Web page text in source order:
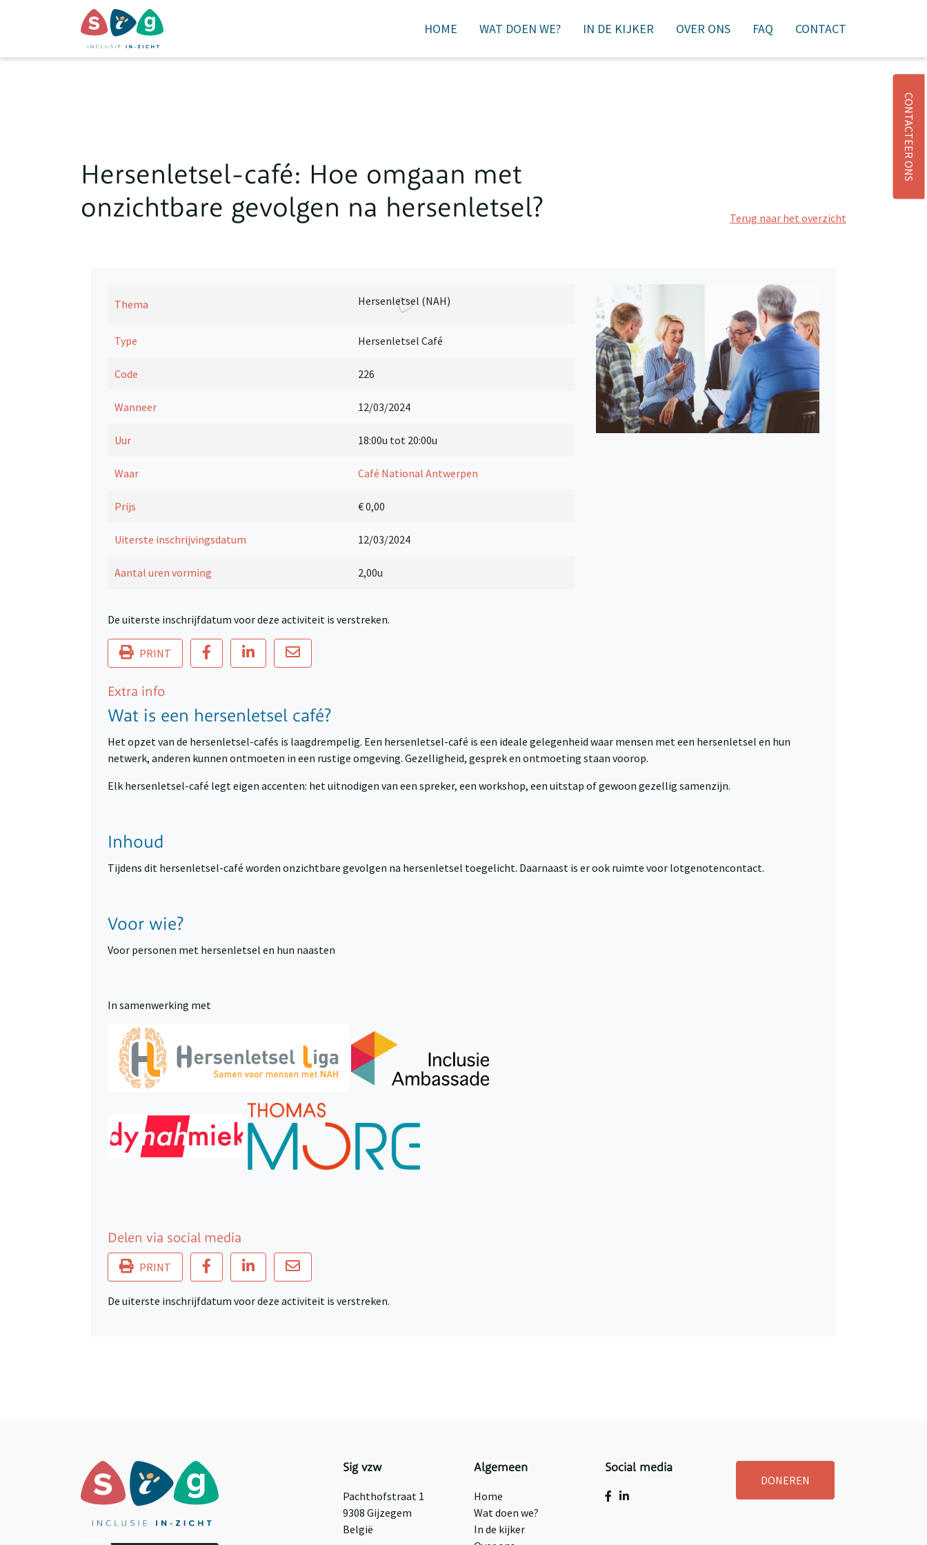
DONEREN NIEUWSBRIEF AANMELDEN WINKELMAND
HOME WAT DOEN WE? IN DE KIJKER OVER ONS FAQ CONTACT
Hersenletsel-café: Hoe omgaan met
onzichtbare gevolgen na hersenletsel?
Terug naar het overzicht
Thema Hersenletsel (NAH)
Type Hersenletsel Café
Code 226
Wanneer 12/03/2024
Uur 18:00u tot 20:00u
Waar Café National Antwerpen
Prijs € 0,00
Uiterste inschrijvingsdatum 12/03/2024
Aantal uren vorming 2,00u
De uiterste inschrijfdatum voor deze activiteit is verstreken.
PRINT
Extra info
Wat is een hersenletsel café?
Het opzet van de hersenletsel-cafés is laagdrempelig. Een hersenletsel-café is een ideale gelegenheid waar mensen met een hersenletsel en hun
netwerk, anderen kunnen ontmoeten in een rustige omgeving. Gezelligheid, gesprek en ontmoeting staan voorop.
Elk hersenletsel-café legt eigen accenten: het uitnodigen van een spreker, een workshop, een uitstap of gewoon gezellig samenzijn.
Inhoud
Tijdens dit hersenletsel-café worden onzichtbare gevolgen na hersenletsel toegelicht. Daarnaast is er ook ruimte voor lotgenotencontact.
Voor wie?
Voor personen met hersenletsel en hun naasten
In samenwerking met
Delen via social media
PRINT
De uiterste inschrijfdatum voor deze activiteit is verstreken.
Sig vzw
Pachthofstraat 1
9308 Gijzegem
België
Algemeen
Home
Wat doen we?
In de kijker
Social media
DONEREN
CONTACTEER ONS